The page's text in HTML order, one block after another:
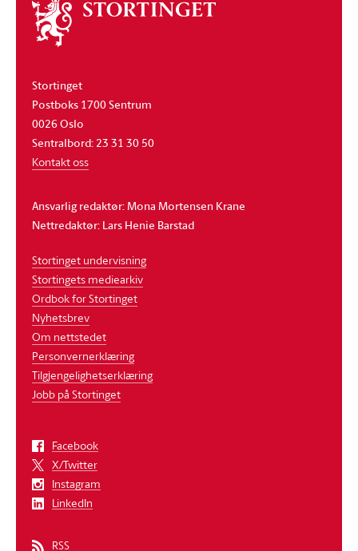
Om
stortinget
Stortinget
Postboks 1700 Sentrum
0026 Oslo
Sentralbord: 23 31 30 50
Kontakt oss
Ansvarlig redaktør: Mona Mortensen Krane
Nettredaktør: Lars Henie Barstad
Stortinget undervisning
Stortingets mediearkiv
Ordbok for Stortinget
Nyhetsbrev
Om nettstedet
Personvernerklæring
Tilgjengelighetserklæring
Jobb på Stortinget
Facebook
X/Twitter
Instagram
LinkedIn
RSS